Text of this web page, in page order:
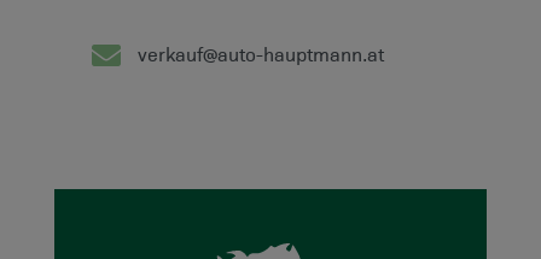
verkauf@auto-hauptmann.at